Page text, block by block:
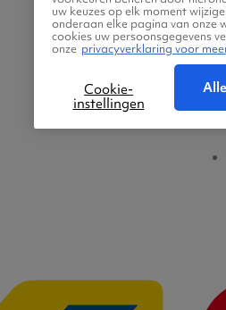
uw keuzes op elk moment
onderaan elke pagina van onze
cookies uw persoonsgegevens
onze privacyverklaring voor
Cookie-
instellingen